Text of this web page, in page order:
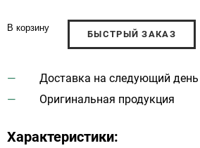
В корзину
БЫСТРЫЙ ЗАКАЗ
Доставка на следующий день
Оригинальная продукция
Характеристики: